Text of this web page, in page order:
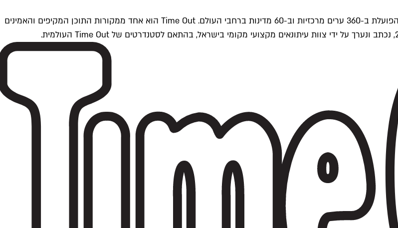
Time Outתל אביב הוא חלק מרשת Time Out Global — רשת מדיה בינלאומית הפועלת ב-360 ערים מרכזיות וב-60 מדינות ברחבי העולם. Time Out הוא אחד ממקורות התוכן המקיפים והאמינים